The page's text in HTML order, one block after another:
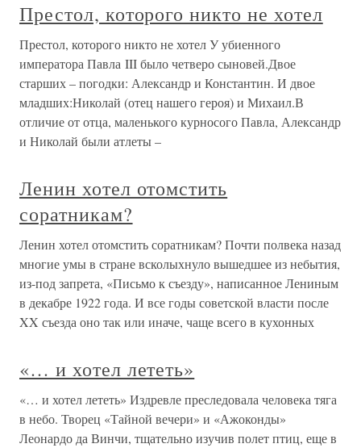
Престол, которого никто не хотел
Престол, которого никто не хотел У убиенного
императора Павла III было четверо сыновей.Двое
старших – погодки: Александр и Константин. И двое
младших:Николай (отец нашего героя) и Михаил.В
отличие от отца, маленького курносого Павла, Александр
и Николай были атлеты –
Ленин хотел отомстить
соратникам?
Ленин хотел отомстить соратникам? Почти полвека назад
многие умы в стране всколыхнуло вышедшее из небытия,
из-под запрета, «Письмо к съезду», написанное Лениным
в декабре 1922 года. И все годы советской власти после
XX съезда оно так или иначе, чаще всего в кухонных
«… и хотел лететь»
«… и хотел лететь» Издревле преследовала человека тяга
в небо. Творец «Тайной вечери» и «Ажоконды»
Леонардо да Винчи, тщательно изучив полет птиц, еще в